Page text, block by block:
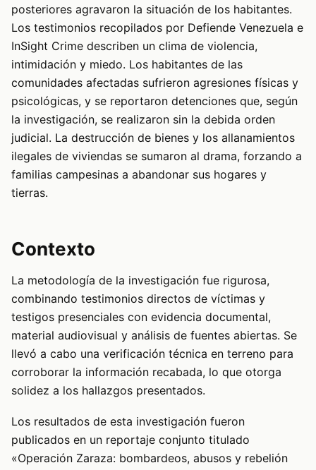
posteriores agravaron la situación de los habitantes.
Los testimonios recopilados por Defiende Venezuela e
InSight Crime describen un clima de violencia,
intimidación y miedo. Los habitantes de las
comunidades afectadas sufrieron agresiones físicas y
psicológicas, y se reportaron detenciones que, según
la investigación, se realizaron sin la debida orden
judicial. La destrucción de bienes y los allanamientos
ilegales de viviendas se sumaron al drama, forzando a
familias campesinas a abandonar sus hogares y
tierras.
Contexto
La metodología de la investigación fue rigurosa,
combinando testimonios directos de víctimas y
testigos presenciales con evidencia documental,
material audiovisual y análisis de fuentes abiertas. Se
llevó a cabo una verificación técnica en terreno para
corroborar la información recabada, lo que otorga
solidez a los hallazgos presentados.
Los resultados de esta investigación fueron
publicados en un reportaje conjunto titulado
«Operación Zaraza: bombardeos, abusos y rebelión